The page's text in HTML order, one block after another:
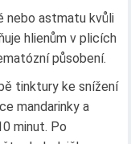
nebo astmatu kvůli
hlienům v plicích
působení.
tinktury ke snížení
mandarinky a
minut. Po